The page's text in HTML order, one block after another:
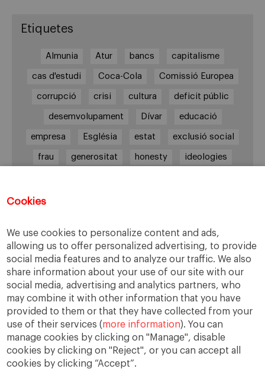
Cookies
We use cookies to personalize content and ads,
allowing us to offer personalized advertising, to provide
social media features and to analyze our traffic. We also
share information about your use of our site with our
social media, advertising and analytics partners, who
may combine it with other information that you have
provided to them or that they have collected from your
use of their services (more information). You can
manage cookies by clicking on "Manage", disable
cookies by clicking on "Reject", or you can accept all
cookies by clicking “Accept”.
Etiquetes
Almunia Atur bancs capitalisme
cas d'estudi Coca-Cola Comissió Europea
corrupció crisi cultura deficit públic
desemvolupament Dívar educació
empresa Església estat exclusió social
frau generositat honesty ideologies
parlamento convenio laboral. cotrato laboral
pobresa presió social relativisme ètic
rescat sector immobiliari Sindicats
solidaritat Vaga general valors values
video virtud virtut virtuts